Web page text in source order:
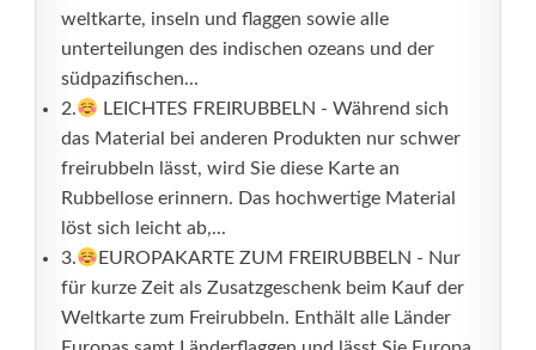
weltkarte, inseln und flaggen sowie alle
unterteilungen des indischen ozeans und der
südpazifischen...
2.
LEICHTES FREIRUBBELN - Während sich
das Material bei anderen Produkten nur schwer
freirubbeln lässt, wird Sie diese Karte an
Rubbellose erinnern. Das hochwertige Material
löst sich leicht ab,...
3.
EUROPAKARTE ZUM FREIRUBBELN - Nur
für kurze Zeit als Zusatzgeschenk beim Kauf der
Weltkarte zum Freirubbeln. Enthält alle Länder